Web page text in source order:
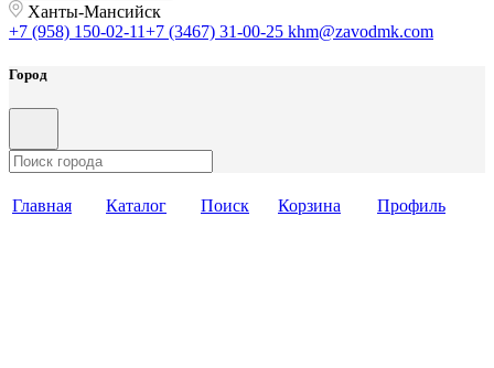
Ханты-Мансийск
+7 (958) 150-02-11+7 (3467) 31-00-25 khm@zavodmk.com
Город
Главная Каталог Поиск Корзина Профиль